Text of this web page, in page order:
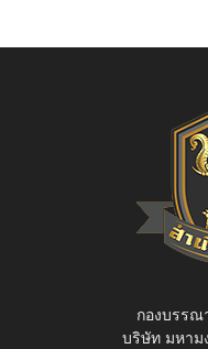
กองบรร
บริษัท มหาม